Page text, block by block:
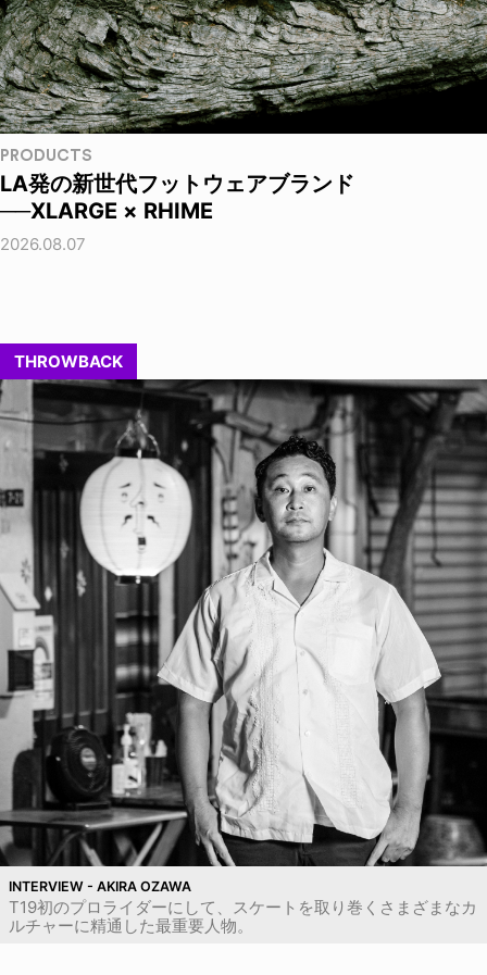
PRODUCTS
LA発の新世代フットウェアブランド
──XLARGE × RHIME
2026.08.07
THROWBACK
INTERVIEW - AKIRA OZAWA
T19初のプロライダーにして、スケートを取り巻くさまざまなカ
ルチャーに精通した最重要人物。